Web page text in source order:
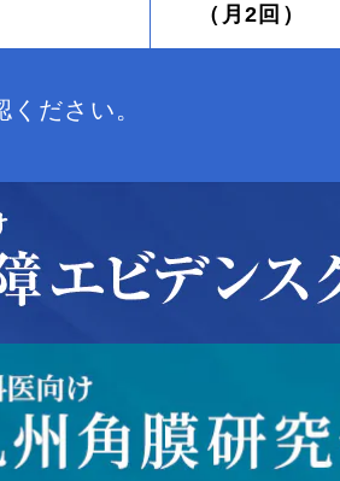
（月2回）
ださい。